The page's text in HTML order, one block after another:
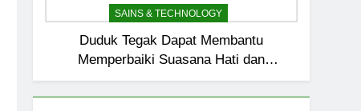
SAINS & TECHNOLOGY
Duduk Tegak Dapat Membantu
Memperbaiki Suasana Hati dan
Pengambilan Keputusan?